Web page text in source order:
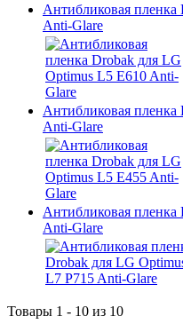
Антибликовая
Anti-Glare
Антибликовая
Anti-Glare
Антибликовая
Anti-Glare
Товары 1 - 10 из 10